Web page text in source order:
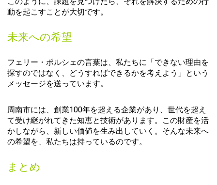
動を起こすことが大切です。
未来への希望
フェリー・ポルシェの言葉は、私たちに「できない理由を
探すのではなく、どうすればできるかを考えよう」という
メッセージを送っています。
周南市には、創業100年を超える企業があり、世代を超え
て受け継がれてきた知恵と技術があります。この財産を活
かしながら、新しい価値を生み出していく。そんな未来へ
の希望を、私たちは持っているのです。
まとめ